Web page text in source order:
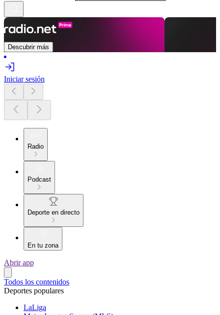
Descubrir más
Iniciar sesión
Radio
Podcast
Deporte en directo
En tu zona
Abrir app
Todos los contenidos
Deportes populares
LaLiga